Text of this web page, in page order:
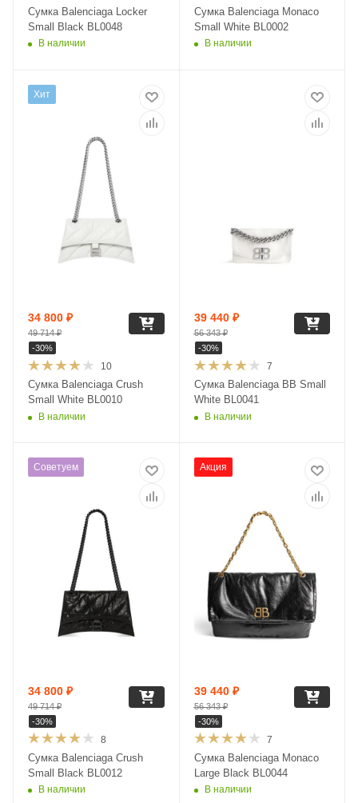
Сумка Balenciaga Locker
Small Black BL0048
В наличии
Сумка Balenciaga Monaco
Small White BL0002
В наличии
Хит
10
Сумка Balenciaga Crush
Small White BL0010
В наличии
34 800 ₽
49 714₽
-30%
7
Сумка Balenciaga BB Small
White BL0041
В наличии
39 440₽
56 343₽
-30%
Советуем
8
Сумка Balenciaga Crush
Small Black BL0012
В наличии
34 800 ₽
49 714₽
-30%
Акция
7
Сумка Balenciaga Monaco
Large Black BL0044
В наличии
39 440₽
56 343₽
-30%